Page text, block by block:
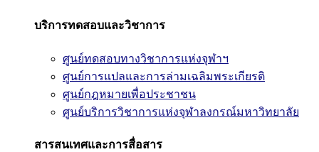
บริการทดสอบและวิชาการ
ศูนย์ทดสอบทางวิชาการแห่งจุฬาฯ
ศูนย์การแปลและการล่ามเฉลิมพระเกียรติ
ศูนย์กฎหมายเพื่อประชาชน
ศูนย์บริการวิชาการแห่งจุฬาลงกรณ์มหาวิทยาลัย
สารสนเทศและการสื่อสาร